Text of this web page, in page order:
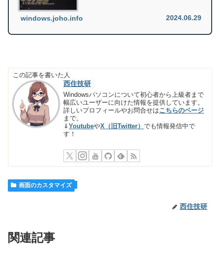
windows.joho.info 2024.06.29
この記事を書いた人
西住技研
Windowsパソコンについて初心者から上級者まで
幅広いユーザーに向けた情報を提供しています。
詳しいプロフィールやお問合せはこちらのページ
まで。
⇓ YoutubeやX（旧Twitter）でも情報発信中で
す！
画面のカスタマイズ
西住技研
関連記事